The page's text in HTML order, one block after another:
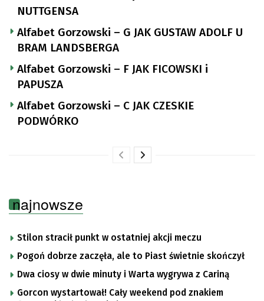
NUTTGENSA
Alfabet Gorzowski – G JAK GUSTAW ADOLF U
BRAM LANDSBERGA
Alfabet Gorzowski – F JAK FICOWSKI i
PAPUSZA
Alfabet Gorzowski – C JAK CZESKIE
PODWÓRKO
najnowsze
Stilon stracił punkt w ostatniej akcji meczu
Pogoń dobrze zaczęła, ale to Piast świetnie skończył
Dwa ciosy w dwie minuty i Warta wygrywa z Cariną
Gorcon wystartował! Cały weekend pod znakiem